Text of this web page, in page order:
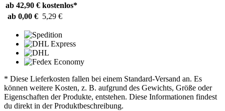
ab 42,90 € kostenlos*
ab 0,00 € 5,29 €
* Diese Lieferkosten fallen bei einem Standard-Versand an. Es
können weitere Kosten, z. B. aufgrund des Gewichts, Größe oder
Eigenschaften der Produkte, entstehen. Diese Informationen findest
du direkt in der Produktbeschreibung.